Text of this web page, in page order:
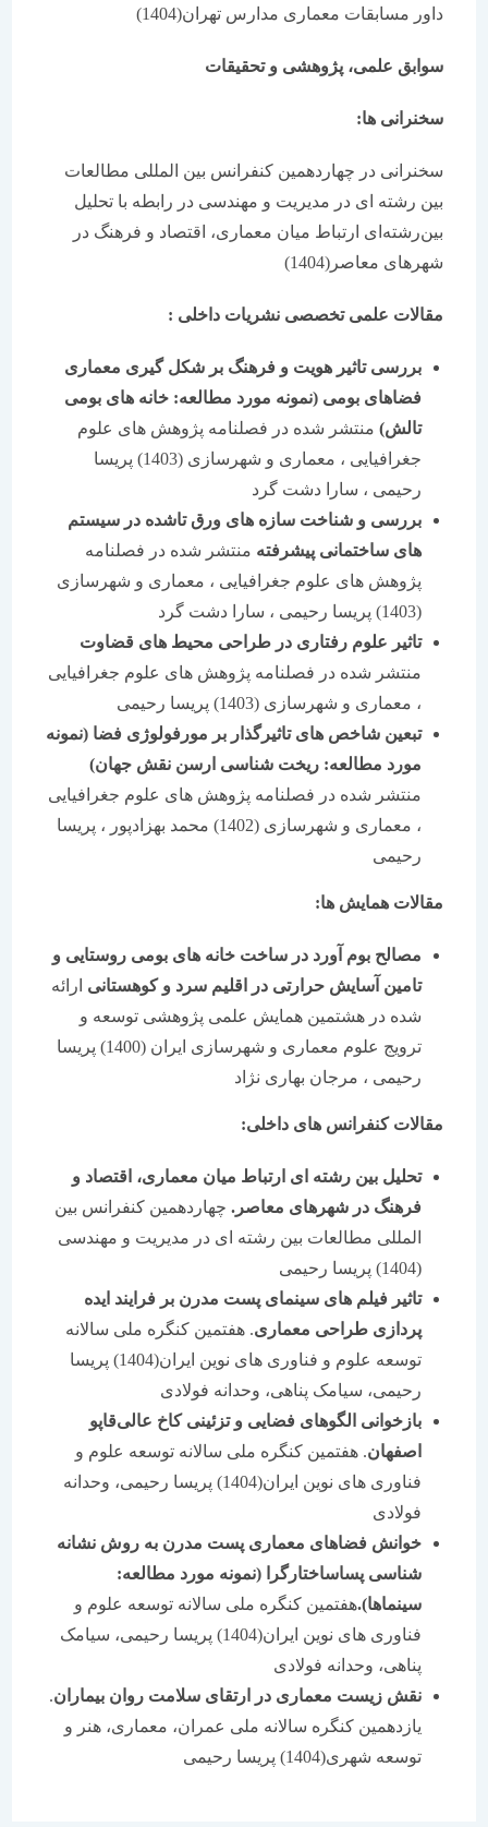
داور مسابقات معماری مدارس تهران(1404)
سوابق علمی، پژوهشی و تحقیقات
سخنرانی ها:
سخنرانی در چهاردهمین کنفرانس بین المللی مطالعات
بین رشته ای در مدیریت و مهندسی در رابطه با تحلیل
بین‌رشته‌ای ارتباط میان معماری، اقتصاد و فرهنگ در
شهرهای معاصر(1404)
مقالات علمی تخصصی نشریات داخلی :
بررسی تاثیر هویت و فرهنگ بر شکل گیری معماری
فضاهای بومی (نمونه مورد مطالعه: خانه های بومی
تالش)منتشر شده در فصلنامه پژوهش های علوم
جغرافیایی ، معماری و شهرسازی (1403) پریسا
رحیمی ، سارا دشت گرد
بررسی و شناخت سازه های ورق تاشده در سیستم
های ساختمانی پیشرفتهمنتشر شده در فصلنامه
پژوهش های علوم جغرافیایی ، معماری و شهرسازی
تاثیر علوم رفتاری در طراحی محیط های قضاوت
منتشر شده در فصلنامه پژوهش های علوم جغرافیایی
، معماری و شهرسازی (1403) پریسا رحیمی
تبعین شاخص های تاثیرگذار بر مورفولوژی فضا (نمونه
مورد مطالعه: ریخت شناسی ارسن نقش جهان)
منتشر شده در فصلنامه پژوهش های علوم جغرافیایی
، معماری و شهرسازی (1402) محمد بهزادپور ، پریسا
رحیمی
مقالات همایش ها:
مصالح بوم آورد در ساخت خانه های بومی روستایی و
تامین آسایش حرارتی در اقلیم سرد و کوهستانیارائه
شده در هشتمین همایش علمی پژوهشی توسعه و
ترویج علوم معماری و شهرسازی ایران (1400) پریسا
رحیمی ، مرجان بهاری نژاد
مقالات کنفرانس های داخلی:
تحلیل بین رشته ای ارتباط میان معماری، اقتصاد و
فرهنگ در شهرهای معاصر.چهاردهمین کنفرانس بین
المللی مطالعات بین رشته ای در مدیریت و مهندسی
تاثیر فیلم های سینمای پست مدرن بر فرایند ایده
پردازی طراحی معماری. هفتمین کنگره ملی سالانه
توسعه علوم و فناوری های نوین ایران(1404) پریسا
رحیمی، سیامک پناهی، وحدانه فولادی
بازخوانی الگوهای فضایی و تزئینی کاخ عالی‌قاپو
اصفهان. هفتمین کنگره ملی سالانه توسعه علوم و
فناوری های نوین ایران(1404) پریسا رحیمی، وحدانه
فولادی
خوانش فضاهای معماری پست مدرن به روش نشانه
شناسی پساساختارگرا (نمونه مورد مطالعه:
سینماها).هفتمین کنگره ملی سالانه توسعه علوم و
فناوری های نوین ایران(1404) پریسا رحیمی، سیامک
پناهی، وحدانه فولادی
نقش زیست ‌معماری در ارتقای سلامت روان بیماران.
یازدهمین کنگره سالانه ملی عمران، معماری، هنر و
توسعه شهری(1404) پریسا رحیمی